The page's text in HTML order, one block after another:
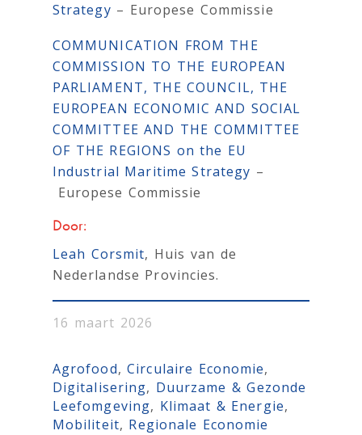
Strategy – Europese Commissie
COMMUNICATION FROM THE
COMMISSION TO THE EUROPEAN
PARLIAMENT, THE COUNCIL, THE
EUROPEAN ECONOMIC AND SOCIAL
COMMITTEE AND THE COMMITTEE
OF THE REGIONS on the EU
Industrial Maritime Strategy –
Europese Commissie
Door:
Leah Corsmit, Huis van de
Nederlandse Provincies.
16 maart 2026
Agrofood, Circulaire Economie
Digitalisering, Duurzame & Gezonde
Leefomgeving, Klimaat & Energie
Mobiliteit, Regionale Economie